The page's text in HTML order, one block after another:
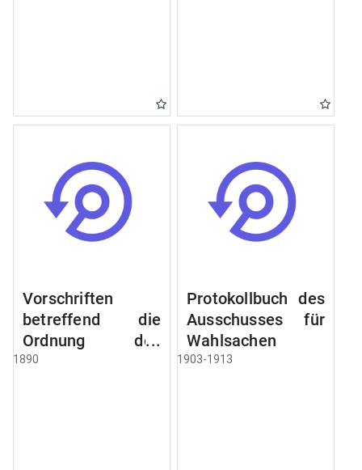
Raczyński! Schen
Bibliothek).
Vorschriften
betreffend die
Ordnung des
Geschäftsganges
1890
Protokollbuch des
Ausschusses für
Wahlsachen
1903-1913